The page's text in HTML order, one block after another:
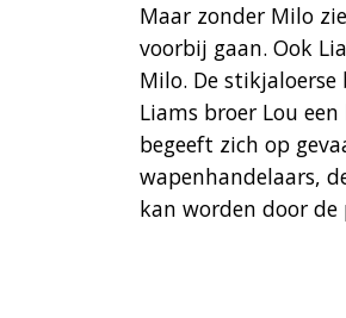
Maar zonder Milo
voorbij gaan. Ook
Milo. De
Liams broer Lou
begeeft zich op
wapenhandelaars,
kan worden door de